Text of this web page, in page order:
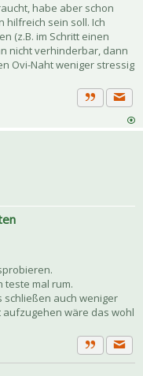
habe aber schon
hilfreich sein soll. Ich
(z.B. im Schritt einen
nicht verhinderbar, dann
Ovi-Naht weniger stressig
Zitat
teste mal rum.
schließen auch weniger
wäre das wohl
Zitat